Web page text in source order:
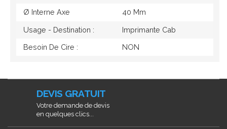
Ø Interne Axe 40 Mm
Usage - Destination : Imprimante Cab
Besoin De Cire : NON
DEVIS GRATUIT
Votre demande de devis
en quelques clics...